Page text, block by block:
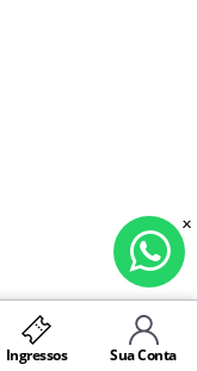
Ingressos Sua Conta